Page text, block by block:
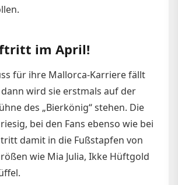
im April!
für ihre Mallorca-Karriere fällt
dann wird sie erstmals auf der
des „Bierkönig“ stehen. Die
bei den Fans ebenso wie bei
damit in die Fußstapfen von
wie Mia Julia, Ikke Hüftgold